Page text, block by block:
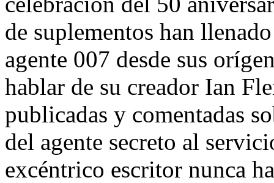
de suplementos han
agente 007 desde sus
hablar de su creador Ian
publicadas y comentadas
del agente secreto al
excéntrico escritor nunca